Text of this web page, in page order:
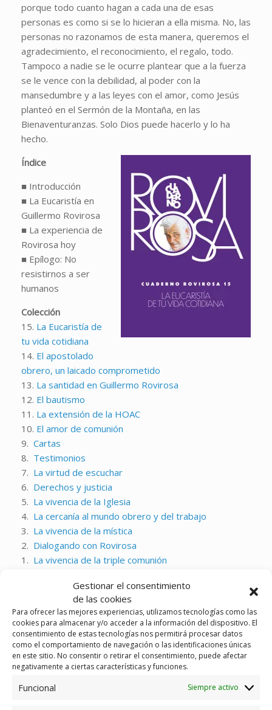
Gestionar el consentimiento
de las cookies
Para ofrecer las mejores experiencias, utilizamos tecnologías como las
cookies para almacenar y/o acceder a la información del dispositivo. El
consentimiento de estas tecnologías nos permitirá procesar datos
como el comportamiento de navegación o las identificaciones únicas
en este sitio. No consentir o retirar el consentimiento, puede afectar
negativamente a ciertas características y funciones.
Funcional Siempre activo
porque todo cuanto hagan a cada una de esas
personas es como si se lo hicieran a ella misma. No, las
personas no razonamos de esta manera, queremos el
agradecimiento, el reconocimiento, el regalo, todo.
Tampoco a nadie se le ocurre plantear que a la fuerza
se le vence con la debilidad, al poder con la
mansedumbre y a las leyes con el amor, como Jesús
planteó en el Sermón de la Montaña, en las
Bienaventuranzas. Solo Dios puede hacerlo y lo ha
hecho.
Índice
■ Introducción
■ La Eucaristía en
Guillermo Rovirosa
■ La experiencia de
Rovirosa hoy
■ Epílogo: No
resistirnos a ser
humanos
Colección
15. La Eucaristía de
tu vida cotidiana
14. El apostolado
obrero, un laicado comprometido
13. La santidad en Guillermo Rovirosa
12. El bautismo
11. La extensión de la HOAC
10. El amor de comunión
9. Cartas
8. Testimonios
7. La virtud de escuchar
6. Derechos y justicia
5. La vivencia de la Iglesia
4. La cercanía al mundo obrero y del trabajo
3. La vivencia de la mística
2. Dialogando con Rovirosa
1. La vivencia de la triple comunión
Publicacionesy etiquetadoCuadernos Rovirosa
Navegador de artículos
← El Aula Rovirosa-Malagón apuesta por…